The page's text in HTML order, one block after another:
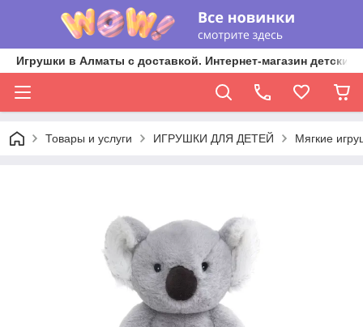
Игрушки в Алматы с доставкой. Интернет-магазин
Товары и услуги ИГРУШКИ ДЛЯ ДЕТЕЙ Мягкие